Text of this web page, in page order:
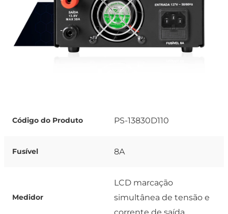
Código do Produto PS-13830D110
Fusível 8A
Medidor
LCD marcação
simultânea de tensão e
corrente de saída